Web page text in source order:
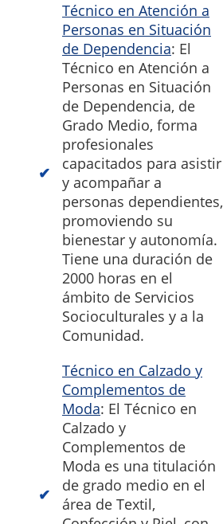
Técnico en Atención a
Personas en Situación
de Dependencia: El
Técnico en Atención a
Personas en Situación
de Dependencia, de
Grado Medio, forma
profesionales
capacitados para asistir
y acompañar a
personas dependientes,
promoviendo su
bienestar y autonomía.
Tiene una duración de
2000 horas en el
ámbito de Servicios
Socioculturales y a la
Comunidad.
Técnico en Calzado y
Complementos de
Moda: El Técnico en
Calzado y
Complementos de
Moda es una titulación
de grado medio en el
área de Textil,